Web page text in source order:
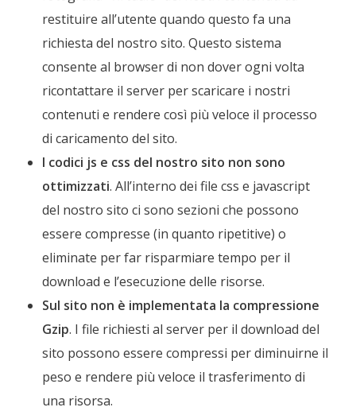
restituire all’utente quando questo fa una
richiesta del nostro sito. Questo sistema
consente al browser di non dover ogni volta
ricontattare il server per scaricare i nostri
contenuti e rendere così più veloce il processo
di caricamento del sito.
I codici js e css del nostro sito non sono
ottimizzati. All’interno dei file css e javascript
del nostro sito ci sono sezioni che possono
essere compresse (in quanto ripetitive) o
eliminate per far risparmiare tempo per il
download e l’esecuzione delle risorse.
Sul sito non è implementata la compressione
Gzip. I file richiesti al server per il download del
sito possono essere compressi per diminuirne il
peso e rendere più veloce il trasferimento di
una risorsa.